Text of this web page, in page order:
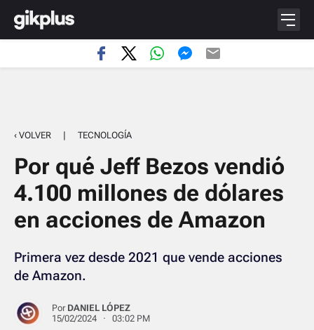
‹ VOLVER | TECNOLOGÍA
Por qué Jeff Bezos vendió
4.100 millones de dólares
en acciones de Amazon
Primera vez desde 2021 que vende acciones
de Amazon.
Por DANIEL LÓPEZ
15/02/2024 · 03:02 PM